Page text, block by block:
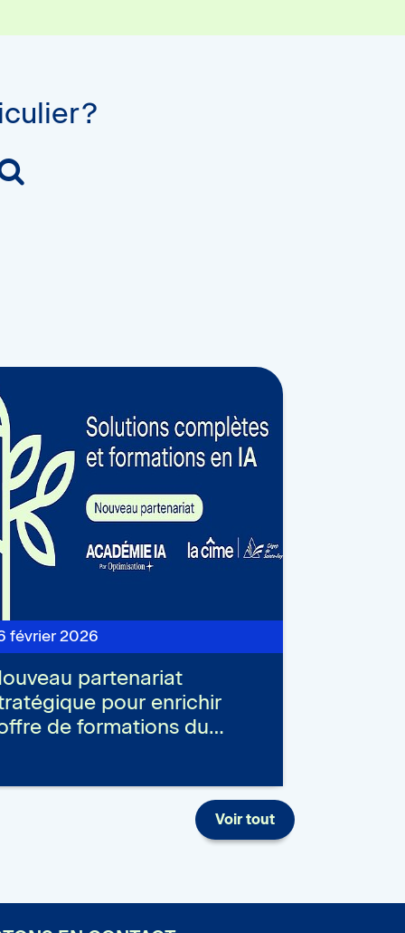
février 2026
partenariat
pour enrichir
de formations du…
Voir tout